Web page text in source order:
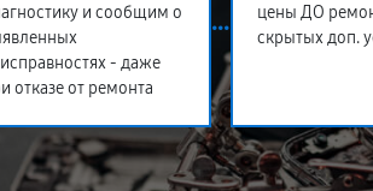
и сообщим о
- даже
отказе от ремонта
цены ДО
скрытых доп.